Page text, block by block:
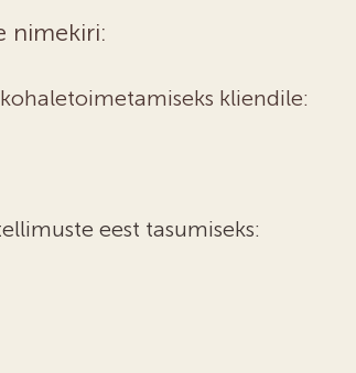
nimekiri:
kliendile:
eest tasumiseks: